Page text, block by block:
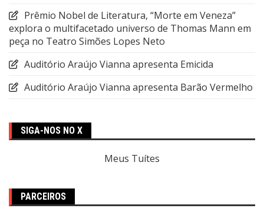
Prêmio Nobel de Literatura, “Morte em Veneza”
explora o multifacetado universo de Thomas Mann em
peça no Teatro Simões Lopes Neto
Auditório Araújo Vianna apresenta Emicida
Auditório Araújo Vianna apresenta Barão Vermelho
SIGA-NOS NO X
Meus Tuítes
PARCEIROS